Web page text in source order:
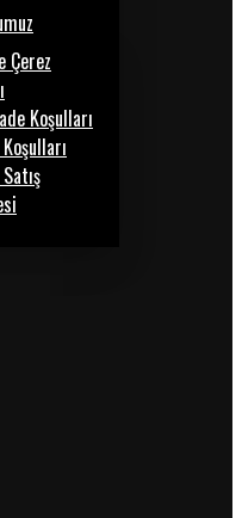
Çerez
Koşulları